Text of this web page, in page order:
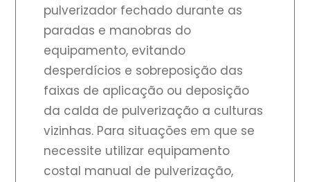
pulverizador fechado durante as
paradas e manobras do
equipamento, evitando
desperdícios e sobreposição das
faixas de aplicação ou deposição
da calda de pulverização a culturas
vizinhas. Para situações em que se
necessite utilizar equipamento
costal manual de pulverização,